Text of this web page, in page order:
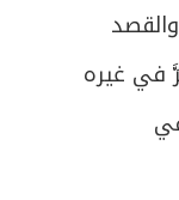
في غيره